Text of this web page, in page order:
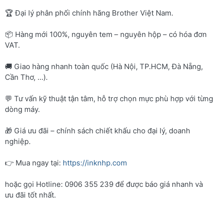
🏆 Đại lý phân phối chính hãng Brother Việt Nam.
📦 Hàng mới 100%, nguyên tem – nguyên hộp – có hóa đơn
VAT.
🚚 Giao hàng nhanh toàn quốc (Hà Nội, TP.HCM, Đà Nẵng,
Cần Thơ, …).
💬 Tư vấn kỹ thuật tận tâm, hỗ trợ chọn mực phù hợp với từng
dòng máy.
🎁 Giá ưu đãi – chính sách chiết khấu cho đại lý, doanh
nghiệp.
👉 Mua ngay tại: https://inknhp.com
hoặc gọi Hotline: 0906 355 239 để được báo giá nhanh và
ưu đãi tốt nhất.